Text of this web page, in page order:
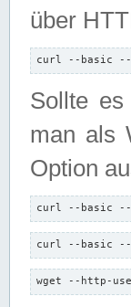
über
curl --basic --
Sollte
man als
Option
curl --basic --
curl --basic --
wget --http-